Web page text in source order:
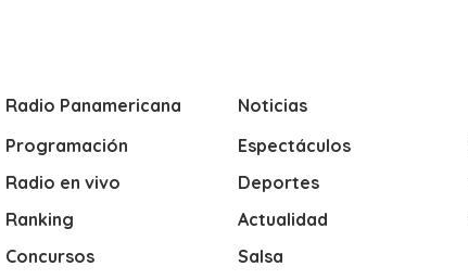
Radio Panamericana
Programación
Radio en vivo
Ranking
Concursos
Noticias
Espectáculos
Deportes
Actualidad
Salsa